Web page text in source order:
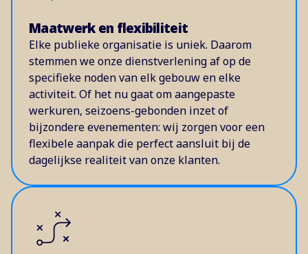
Maatwerk en flexibiliteit
Elke publieke organisatie is uniek. Daarom
stemmen we onze dienstverlening af op de
specifieke noden van elk gebouw en elke
activiteit. Of het nu gaat om aangepaste
werkuren, seizoens-gebonden inzet of
bijzondere evenementen: wij zorgen voor een
flexibele aanpak die perfect aansluit bij de
dagelijkse realiteit van onze klanten.